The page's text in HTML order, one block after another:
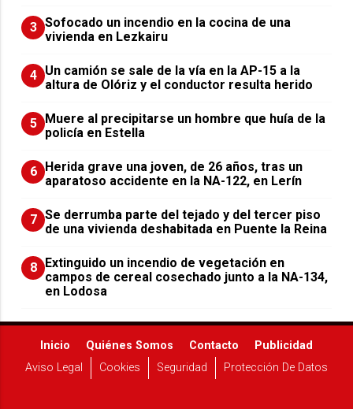
3 Sofocado un incendio en la cocina de una
vivienda en Lezkairu
4 Un camión se sale de la vía en la AP-15 a la
altura de Olóriz y el conductor resulta herido
5
Muere al precipitarse un hombre que huía de la
policía en Estella
6
Herida grave una joven, de 26 años, tras un
aparatoso accidente en la NA-122, en Lerín
7 Se derrumba parte del tejado y del tercer piso
de una vivienda deshabitada en Puente la Reina
8
Extinguido un incendio de vegetación en
campos de cereal cosechado junto a la NA-134,
en Lodosa
Inicio Quiénes Somos Contacto
Publicidad
Aviso Legal
Cookies Seguridad Protección De Datos